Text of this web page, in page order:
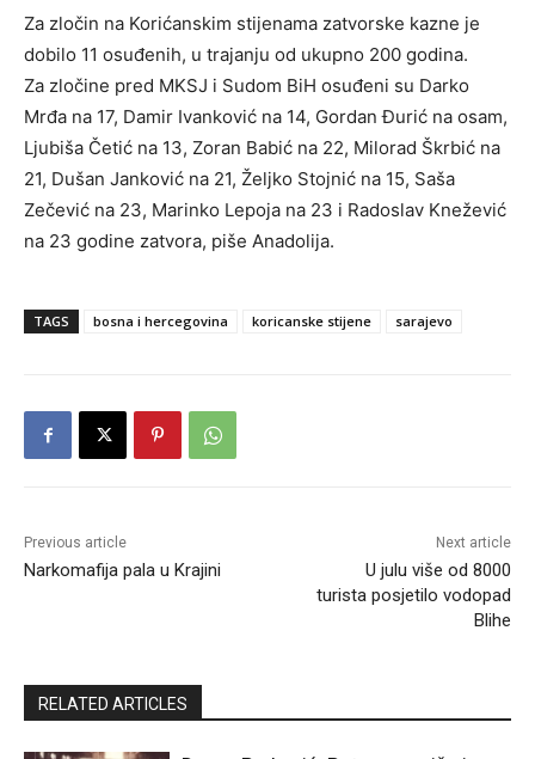
Za zločin na Korićanskim stijenama zatvorske kazne je
dobilo 11 osuđenih, u trajanju od ukupno 200 godina.
Za zločine pred MKSJ i Sudom BiH osuđeni su Darko
Mrđa na 17, Damir Ivanković na 14, Gordan Đurić na osam,
Ljubiša Četić na 13, Zoran Babić na 22, Milorad Škrbić na
21, Dušan Janković na 21, Željko Stojnić na 15, Saša
Zečević na 23, Marinko Lepoja na 23 i Radoslav Knežević
na 23 godine zatvora, piše Anadolija.
TAGS bosna i hercegovina koricanske stijene sarajevo
Previous article
Narkomafija pala u Krajini
Next article
U julu više od 8000
turista posjetilo vodopad
Blihe
RELATED ARTICLES